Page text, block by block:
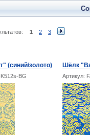
1 2 3
(синий/золото) Шёлк
BG Артикул: